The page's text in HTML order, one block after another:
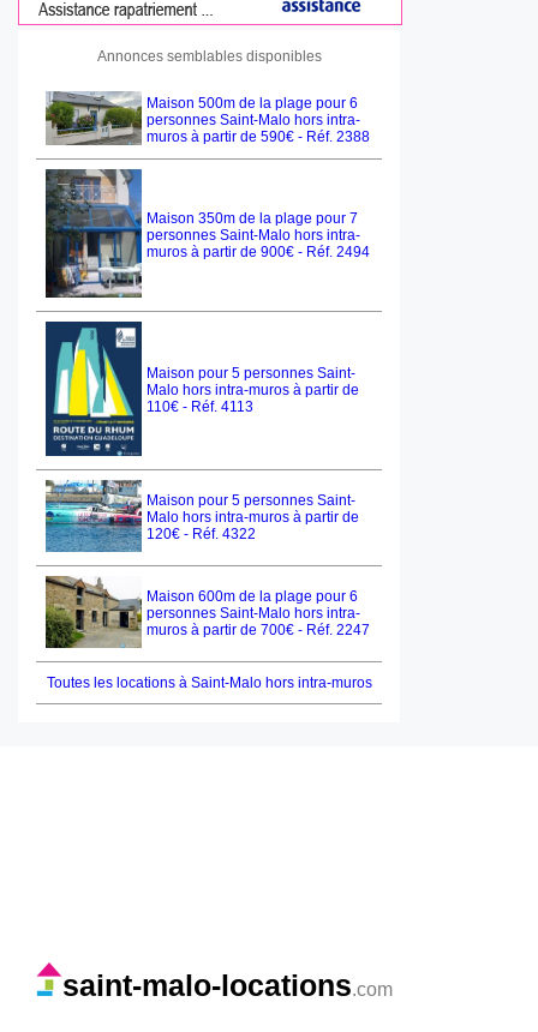
Annonces semblables disponibles
Maison 500m de la plage pour 6
personnes Saint-Malo hors intra-
muros à partir de 590€ - Réf. 2388
Maison 350m de la plage pour 7
personnes Saint-Malo hors intra-
muros à partir de 900€ - Réf. 2494
Maison pour 5 personnes Saint-
Malo hors intra-muros à partir de
110€ - Réf. 4113
Maison pour 5 personnes Saint-
Malo hors intra-muros à partir de
120€ - Réf. 4322
Maison 600m de la plage pour 6
personnes Saint-Malo hors intra-
muros à partir de 700€ - Réf. 2247
Toutes les locations à Saint-Malo hors intra-muros
saint-malo-locations.com